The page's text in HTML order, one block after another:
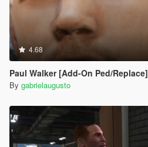
4.68
Paul Walker [Add-On Ped/Replace]
By gabrielaugusto